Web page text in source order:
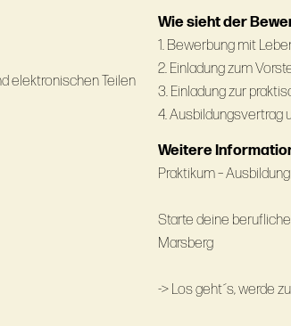
elektronischen Teilen
Wie sieht der
1. Bewerbung mit
2. Einladung zum
3. Einladung zur
4. Ausbildungsvertrag
Weitere
Praktikum –
Starte deine
Marsberg
-> Los geht´s, werde